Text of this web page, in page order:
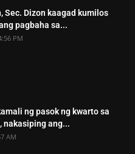
Sec. Dizon kaagad kumilos
pagbaha sa...
PM
ng pasok ng kwarto sa
nakasiping ang...
AM